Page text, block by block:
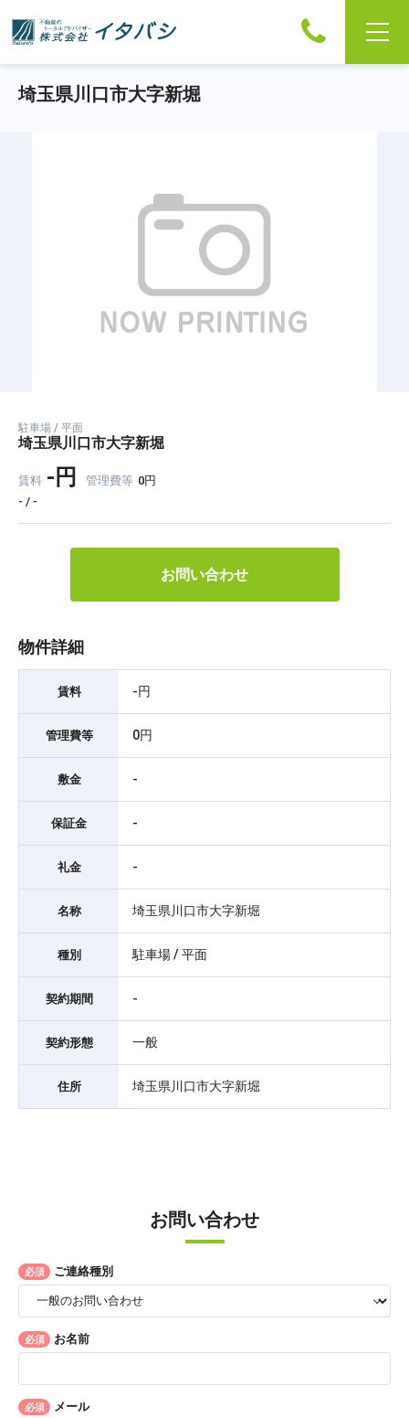
埼玉県川口市大字新堀
駐車場 / 平面
埼玉県川口市大字新堀
賃料 -円 管理費等 0円
- / -
お問い合わせ
物件詳細
賃料 -円
管理費等 0円
敷金 -
保証金 -
礼金 -
名称 埼玉県川口市大字新堀
種別 駐車場 / 平面
契約期間 -
契約形態 一般
住所 埼玉県川口市大字新堀
お問い合わせ
必須 ご連絡種別
必須 お名前
必須 メール